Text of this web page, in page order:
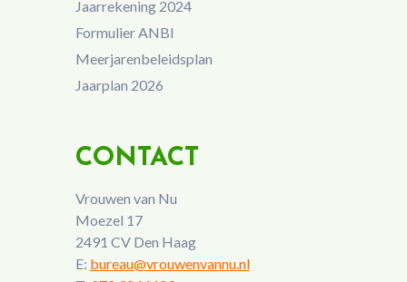
Jaarrekening 2024
Formulier ANBI
Meerjarenbeleidsplan
Jaarplan 2026
CONTACT
Vrouwen van Nu
Moezel 17
2491 CV Den Haag
E: bureau@vrouwenvannu.nl